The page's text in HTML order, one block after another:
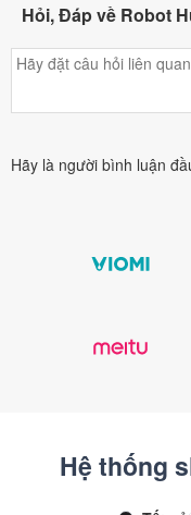
Hãy là người bình luận
Hệ thống